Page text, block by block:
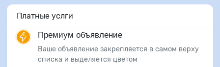
Платные услги
Премиум объявление
Ваше объявление закрепляется в самом верху
списка и выделяется цветом